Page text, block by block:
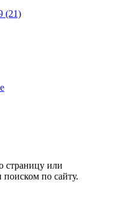
(21)
страницу или
поиском по сайту.